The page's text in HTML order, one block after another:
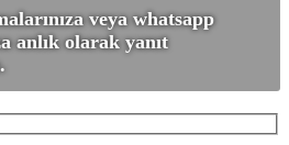
veya whatsapp
anlık olarak yanıt